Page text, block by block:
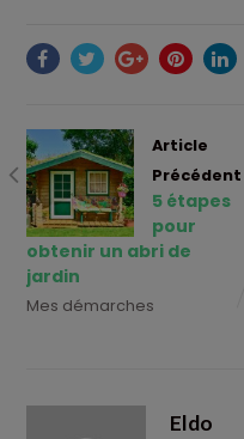
Article
Précédent
5 étapes
pour
obtenir un abri de
jardin
Mes démarches
Eldo